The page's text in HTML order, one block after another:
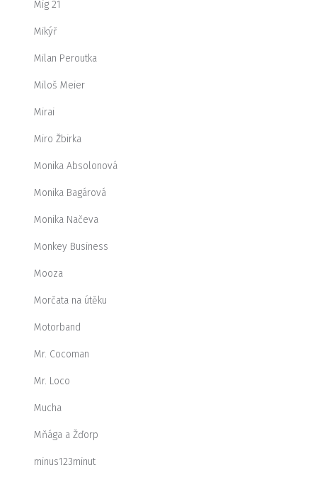
Mig 21
Mikýř
Milan Peroutka
Miloš Meier
Mirai
Miro Žbirka
Monika Absolonová
Monika Bagárová
Monika Načeva
Monkey Business
Mooza
Morčata na útěku
Motorband
Mr. Cocoman
Mr. Loco
Mucha
Mňága a Žďorp
minus123minut